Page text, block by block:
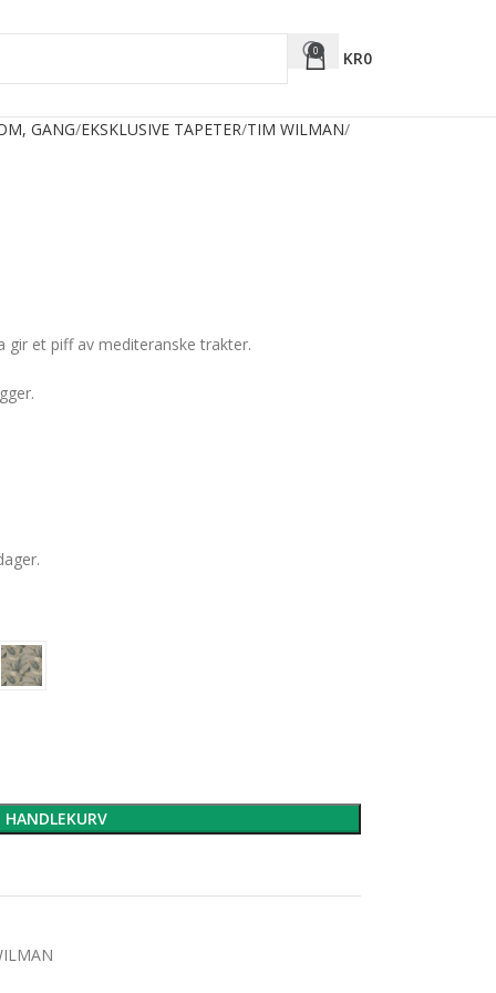
0 KR0
GANG EKSKLUSIVE TAPETER TIM WILMAN
gir et piff av mediteranske trakter.
HANDLEKURV